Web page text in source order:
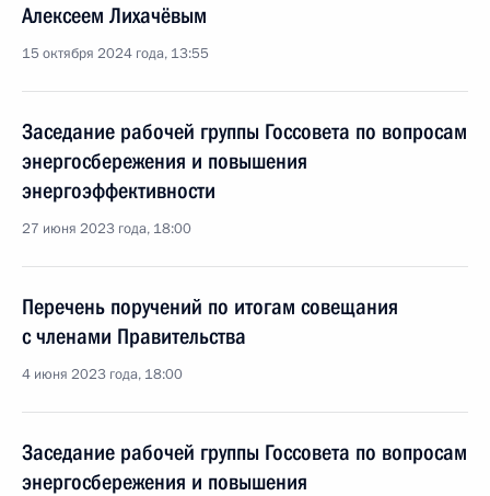
Алексеем Лихачёвым
15 октября 2024 года, 13:55
Заседание рабочей группы Госсовета по вопросам
энергосбережения и повышения
энергоэффективности
27 июня 2023 года, 18:00
Перечень поручений по итогам совещания
с членами Правительства
4 июня 2023 года, 18:00
Заседание рабочей группы Госсовета по вопросам
энергосбережения и повышения